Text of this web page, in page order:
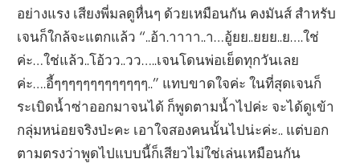
อย่างแรง เสียงพี่มลดูหื่นๆ ด้วยเหมือนกัน คงมันส์ สำหรับ
เจนก็ใกล้จะแตกแล้ว “..อ้า.าาาา..า…อู้ยย..ยยย..ย….ใช่
ค่ะ…ใช่แล้ว..โอ้วว..วว…..เจนโดนพ่อเย็ดทุกวันเลย
ค่ะ….อี้ๆๆๆๆๆๆๆๆๆๆๆๆๆ..” แทบขาดใจค่ะ ในที่สุดเจนก็
ระเบิดน้ำซ่าออกมาจนได้ ก็พูดตามน้ำไปค่ะ จะได้ดูเข้า
กลุ่มหน่อยจริงป่ะคะ เอาใจสองคนนั้นไปน่ะค่ะ.. แต่บอก
ตามตรงว่าพูดไปแบบนี้ก็เสียวไม่ใช่เล่นเหมือนกัน